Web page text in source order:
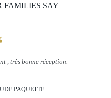
FAMILIES SAY
, très bonne réception.
PAQUETTE